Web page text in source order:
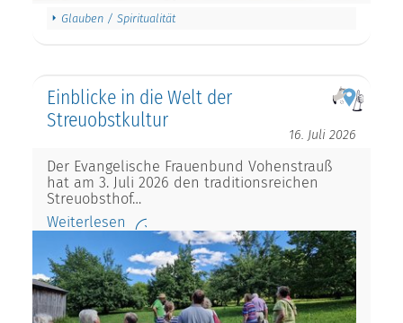
Glauben / Spiritualität
Einblicke in die Welt der
Streuobstkultur
16. Juli 2026
Der Evangelische Frauenbund Vohenstrauß
hat am 3. Juli 2026 den traditionsreichen
Streuobsthof…
Weiterlesen